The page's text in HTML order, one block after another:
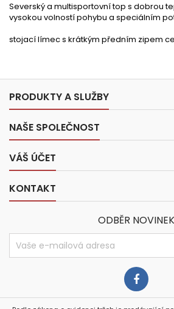
Severský a multisportovní top s dobrou
vysokou volností pohybu a speciálním
stojací límec s krátkým předním zipem
PRODUKTY A SLUŽBY
NAŠE SPOLEČNOST
VÁŠ ÚČET
KONTAKT
ODBĚR NOVINEK